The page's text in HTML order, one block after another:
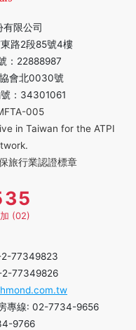
限公司
路2段85號4樓
：22888987
會北0030號
：34301061
005
in Taiwan for the ATPI
旅行業認證標章
(02)
2-77349823
2-77349826
專線: 02-7734-9656
9766